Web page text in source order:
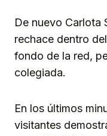
De nuevo Carlota
rechace dentro
fondo de la red,
colegiada.
En los últimos
visitantes